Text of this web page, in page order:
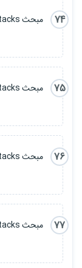
74
مبحث Web Attacks قسمت هشتم
75
مبحث Web Attacks قسمت نهم
76
مبحث Web Attacks قسمت دهم
77
مبحث Web Attacks قسمت یازدهم